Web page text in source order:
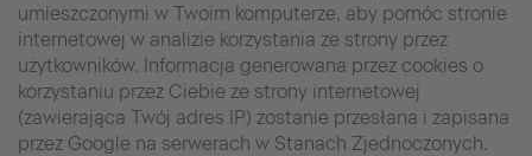
umieszczonymi w Twoim komputerze, aby pomóc stronie
internetowej w analizie korzystania ze strony przez
użytkowników. Informacja generowana przez cookies o
korzystaniu przez Ciebie ze strony internetowej
(zawierająca Twój adres IP) zostanie przesłana i zapisana
przez Google na serwerach w Stanach Zjednoczonych.